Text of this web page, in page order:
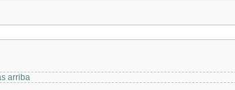
arriba